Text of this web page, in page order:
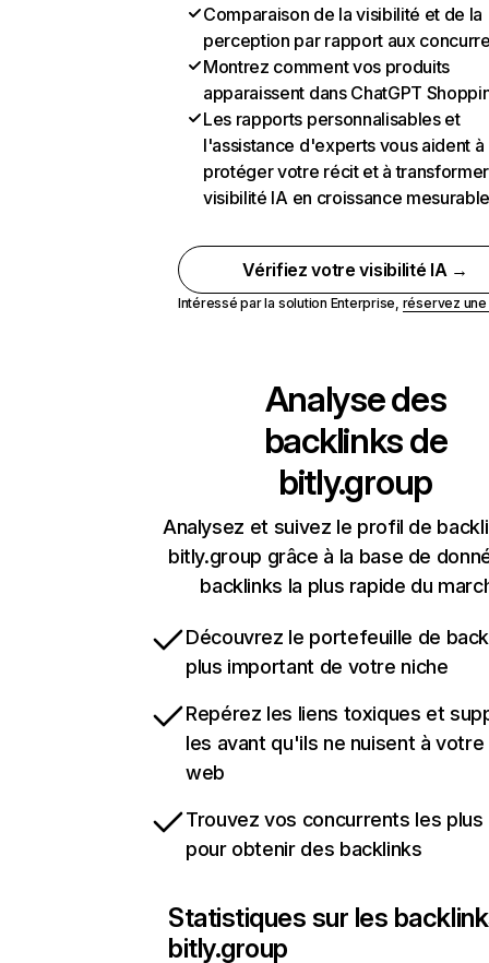
Comparaison de la visibilité et de la
perception par rapport aux
Montrez comment vos produits
apparaissent dans ChatGPT
Les rapports personnalisables et
l'assistance d'experts vous aident à
protéger votre récit et à
visibilité IA en croissance
Vérifiez votre visibilité IA →
Intéressé par la solution Enterprise, réservez
Analyse des
backlinks de
bitly.group
Analysez et suivez le profil de
bitly.group grâce à la base de
backlinks la plus rapide du
Découvrez le portefeuille de
plus important de votre niche
Repérez les liens toxiques et
les avant qu'ils ne nuisent à
web
Trouvez vos concurrents les
pour obtenir des backlinks
Statistiques sur les
bitly.group